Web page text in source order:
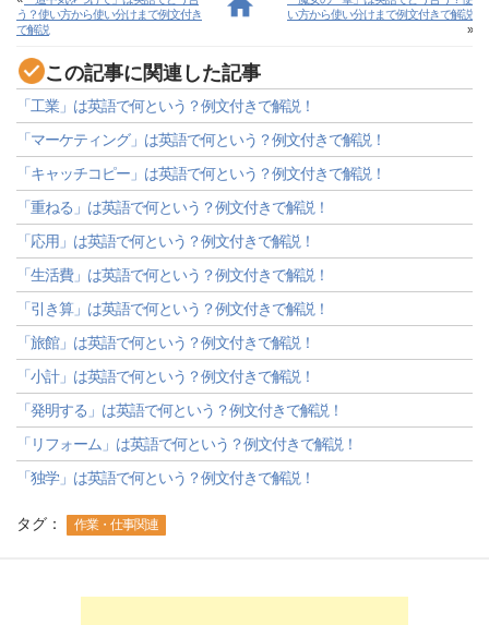
う？使い方から使い分けまで例文付き
で解説
い方から使い分けまで例文付きで解説
»
この記事に関連した記事
「工業」は英語で何という？例文付きで解説！
「マーケティング」は英語で何という？例文付きで解説！
「キャッチコピー」は英語で何という？例文付きで解説！
「重ねる」は英語で何という？例文付きで解説！
「応用」は英語で何という？例文付きで解説！
「生活費」は英語で何という？例文付きで解説！
「引き算」は英語で何という？例文付きで解説！
「旅館」は英語で何という？例文付きで解説！
「小計」は英語で何という？例文付きで解説！
「発明する」は英語で何という？例文付きで解説！
「リフォーム」は英語で何という？例文付きで解説！
「独学」は英語で何という？例文付きで解説！
タグ： 作業・仕事関連